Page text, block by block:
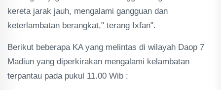
kereta jarak jauh, mengalami gangguan dan
keterlambatan berangkat," terang Ixfan".
Berikut beberapa KA yang melintas di wilayah Daop 7
Madiun yang diperkirakan mengalami kelambatan
terpantau pada pukul 11.00 Wib :